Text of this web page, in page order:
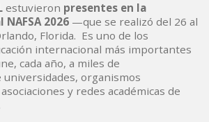
estuvieron presentes en la
2026 —que se realizó del 26 al
Florida. Es uno de los
internacional más importantes
cada año, a miles de
organismos
y redes académicas de